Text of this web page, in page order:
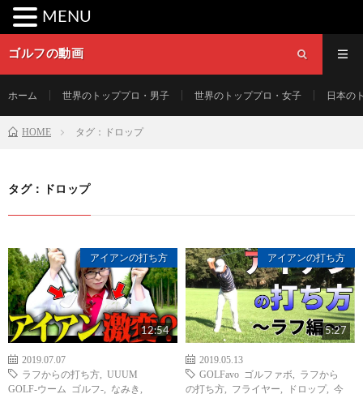
ゴルフの動画
ホーム 世界のトッププロ・男子 世界のトッププロ・女子 日本の
HOME タグ：ドロップ
タグ：ドロップ
アイアンの打ち方
12:54
2019.07.07
ラフからの打ち方
UUUM
GOLF-ウーム ゴルフ-
なみき
アイアンの打ち方
5:27
2019.05.13
GOLFavo ゴルファボ
ラフから
の打ち方
フライヤー ドロップ, 今
MENU